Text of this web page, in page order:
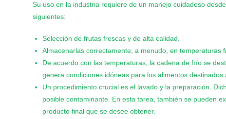
Su uso en la industria requiere de un manejo cuidadoso
siguientes:
Selección de frutas frescas y de alta calidad.
Almacenarlas correctamente; a menudo, en
De acuerdo con las temperaturas, la cadena de frío se
genera condiciones idóneas para los alimentos
Un procedimiento crucial es el lavado y la preparación.
posible contaminante. En esta tarea, también se pueden
producto final que se desee obtener.